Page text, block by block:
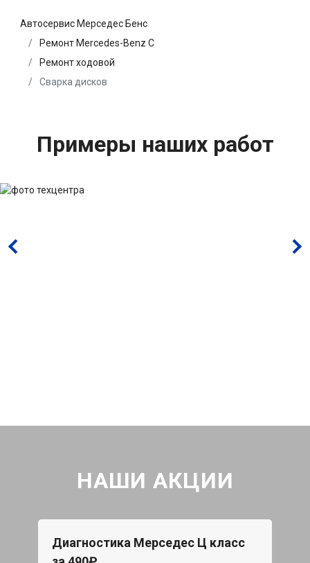
Автосервис Мерседес Бенс
Ремонт Mercedes-Benz C
Ремонт ходовой
Сварка дисков
Примеры наших работ
НАШИ АКЦИИ
Диагностика Мерседес Ц класс